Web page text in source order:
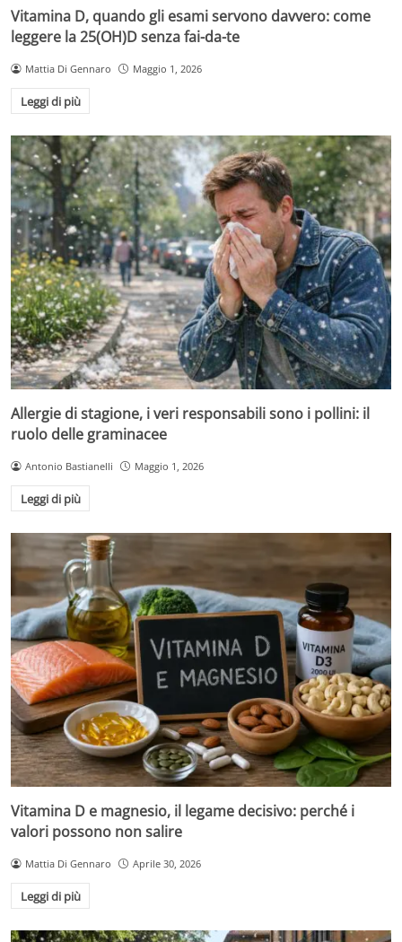
Vitamina D, quando gli esami servono davvero: come
leggere la 25(OH)D senza fai-da-te
Mattia Di Gennaro Maggio 1, 2026
Leggi di più
Allergie di stagione, i veri responsabili sono i pollini: il
ruolo delle graminacee
Antonio Bastianelli Maggio 1, 2026
Leggi di più
Vitamina D e magnesio, il legame decisivo: perché i
valori possono non salire
Mattia Di Gennaro Aprile 30, 2026
Leggi di più